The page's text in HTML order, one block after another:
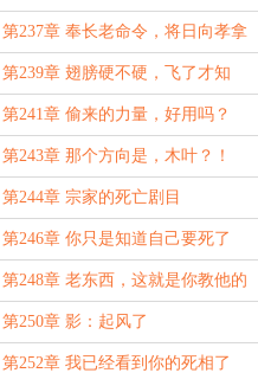
见
第237章 奉长老命令，将日向孝拿
下！
第239章 翅膀硬不硬，飞了才知
道！
第241章 偷来的力量，好用吗？
（八千五百字大章）
第243章 那个方向是，木叶？！
第244章 宗家的死亡剧目
第246章 你只是知道自己要死了
第248章 老东西，这就是你教他的
啊！
第250章 影：起风了
第252章 我已经看到你的死相了